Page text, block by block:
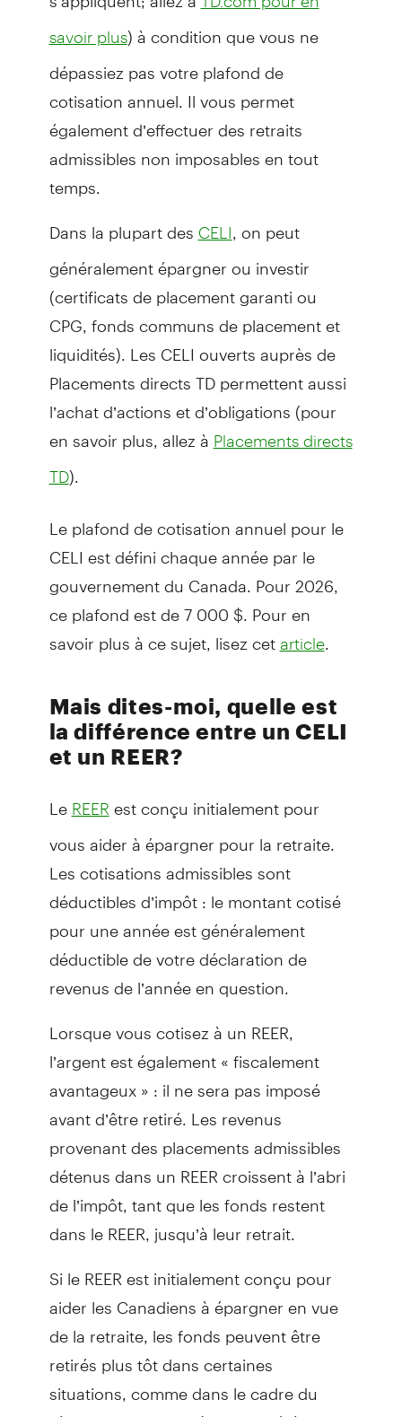
savoir plus) à condition que vous ne
dépassiez pas votre plafond de
cotisation annuel. Il vous permet
également d’effectuer des retraits
admissibles non imposables en tout
temps.
Dans la plupart des CELI , on peut
généralement épargner ou investir
(certificats de placement garanti ou
CPG, fonds communs de placement et
liquidités). Les CELI ouverts auprès de
Placements directs TD permettent aussi
l’achat d’actions et d’obligations (pour
en savoir plus, allez à Placements directs
TD).
Le plafond de cotisation annuel pour le
CELI est défini chaque année par le
gouvernement du Canada. Pour 2026,
ce plafond est de 7 000 $. Pour en
savoir plus à ce sujet, lisez cet article.
Mais dites-moi, quelle est
la différence entre un CELI
et un REER?
Le REER est conçu initialement pour
vous aider à épargner pour la retraite.
Les cotisations admissibles sont
déductibles d’impôt : le montant cotisé
pour une année est généralement
déductible de votre déclaration de
revenus de l’année en question.
Lorsque vous cotisez à un REER,
l’argent est également « fiscalement
avantageux » : il ne sera pas imposé
avant d’être retiré. Les revenus
provenant des placements admissibles
détenus dans un REER croissent à l’abri
de l’impôt, tant que les fonds restent
dans le REER, jusqu’à leur retrait.
Si le REER est initialement conçu pour
aider les Canadiens à épargner en vue
de la retraite, les fonds peuvent être
retirés plus tôt dans certaines
situations, comme dans le cadre du